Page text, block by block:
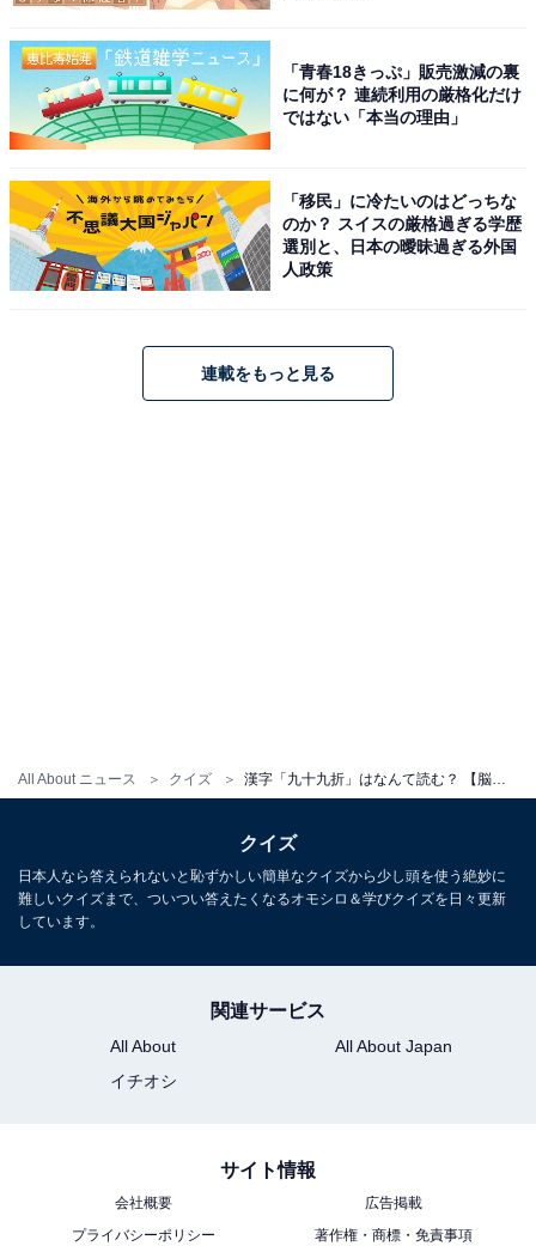
All About ニュース クイズ
漢字「餞」はなんて読む？ 【難読漢字クイズ】
「青春18きっぷ」販売激減の裏
に何が？ 連続利用の厳格化だけ
ではない「本当の理由」
「移民」に冷たいのはどっちな
のか？ スイスの厳格過ぎる学歴
選別と、日本の曖昧過ぎる外国
人政策
連載をもっと見る
クイズ
日本人なら答えられないと恥ずかしい簡単なクイズから少し頭を使う絶妙に
難しいクイズまで、ついつい答えたくなるオモシロ＆学びクイズを日々更新
しています。
関連サービス
All About
All About Japan
イチオシ
サイト情報
会社概要
広告掲載
プライバシーポリシー
著作権・商標・免責事項